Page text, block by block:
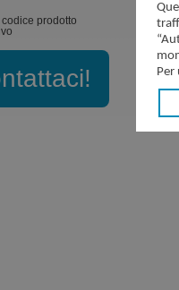
codice prodotto
Per